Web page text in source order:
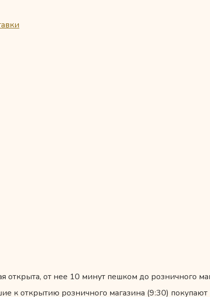
открыта, от нее 10 минут пешком до розничного
к открытию розничного магазина (9:30)